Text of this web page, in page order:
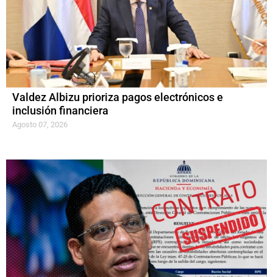
Valdez Albizu prioriza pagos electrónicos e
inclusión financiera
Agosto 07, 2026